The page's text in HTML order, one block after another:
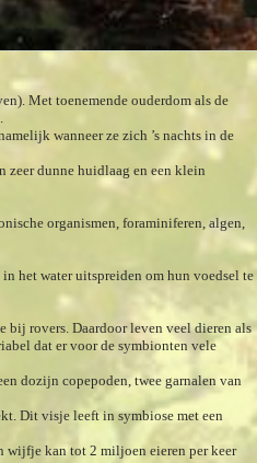
Met toenemende ouderdom als de
wanneer ze zich ’s nachts in de
zeer dunne huidlaag en een klein
organismen, foraminiferen, algen,
het water uitspreiden om hun voedsel te
bij rovers. Daardoor leven veel dieren als
dat er voor de symbionten vele
dozijn copepoden, twee garnalen van
Dit visje leeft in symbiose met een
wijfje kan tot 2 miljoen eieren per keer